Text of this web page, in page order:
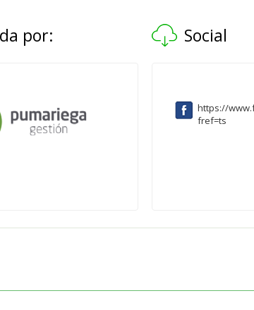
por: Social
https://
fref=ts